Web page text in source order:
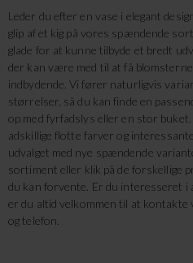
Leder du efter en vase i elegant
glip af et kig på vores spændende
glade for at kunne tilbyde et bredt
der kan være med til at få
indbydende. Vi fører naturligvis
størrelser, så du kan finde en
op med fyrfadslys eller en stor
adskillige flotte farver og
udvalget med nye spændende
sortiment eller klik på de forskellige
du kan forvente. Er du interesseret i
er du altid velkommen til at kontakte
og telefon.